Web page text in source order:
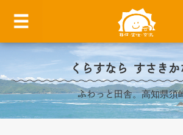
くらすなら すさきか
ふわっと田舎。高知県須